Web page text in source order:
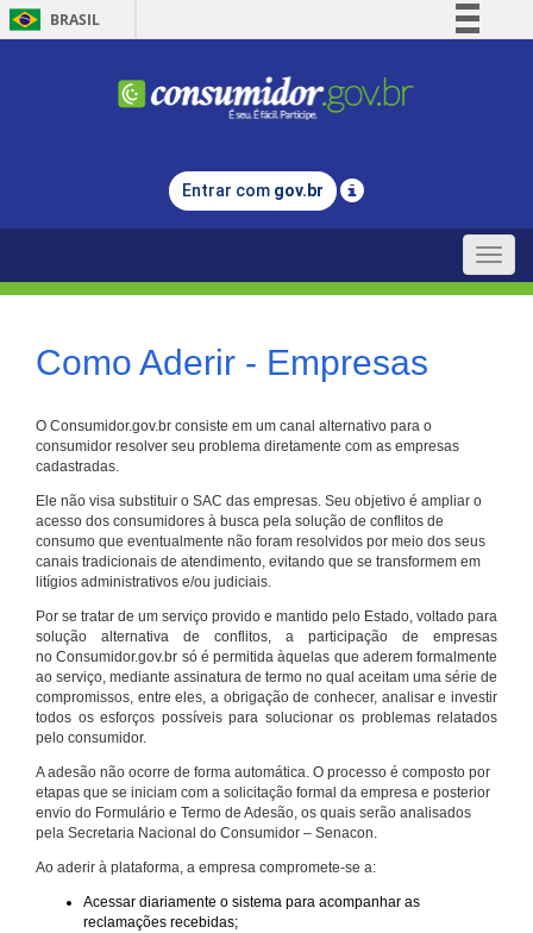
BRASIL
Comunica BR
Legislação
Entrar com gov.br
Toggle
Como Aderir - Empresas
O Consumidor.gov.br consiste em um canal alternativo para o
consumidor resolver seu problema diretamente com as empresas
cadastradas.
Ele não visa substituir o SAC das empresas. Seu objetivo é ampliar o
acesso dos consumidores à busca pela solução de conflitos de
consumo que eventualmente não foram resolvidos por meio dos seus
canais tradicionais de atendimento, evitando que se transformem em
litígios administrativos e/ou judiciais.
Por se tratar de um serviço provido e mantido pelo Estado, voltado para
solução alternativa de conflitos, a participação de empresas
no Consumidor.gov.br só é permitida àquelas que aderem formalmente
ao serviço, mediante assinatura de termo no qual aceitam uma série de
compromissos, entre eles, a obrigação de conhecer, analisar e investir
todos os esforços possíveis para solucionar os problemas relatados
pelo consumidor.
A adesão não ocorre de forma automática. O processo é composto por
etapas que se iniciam com a solicitação formal da empresa e posterior
envio do Formulário e Termo de Adesão, os quais serão analisados
pela Secretaria Nacional do Consumidor – Senacon.
Ao aderir à plataforma, a empresa compromete-se a:
Acessar diariamente o sistema para acompanhar as
reclamações recebidas;